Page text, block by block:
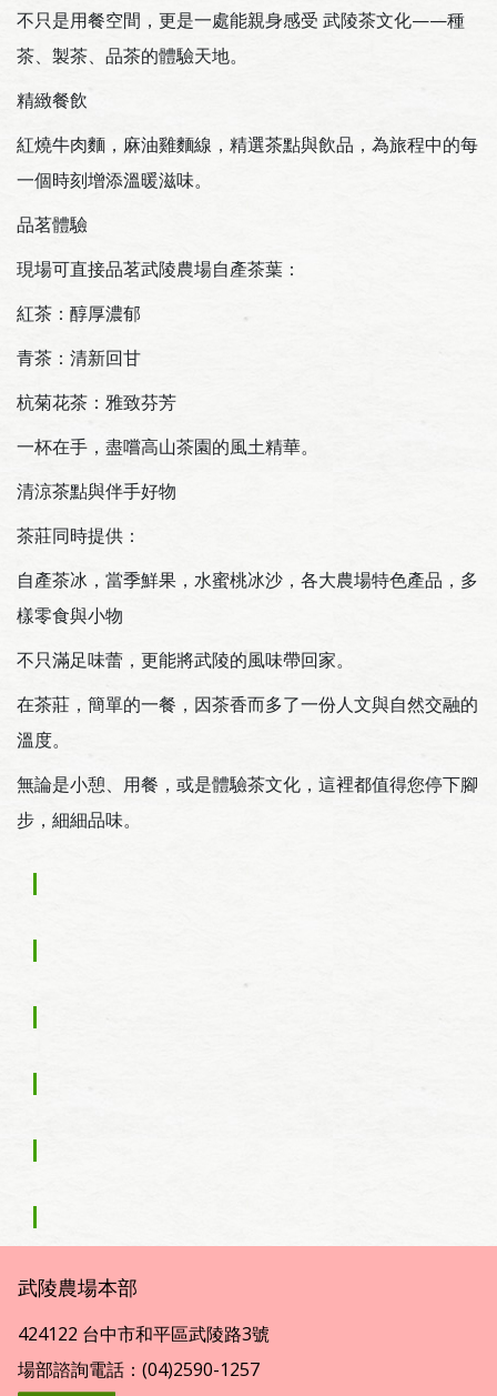
不只是用餐空間，更是一處能親身感受 武陵茶文化——種
茶、製茶、品茶的體驗天地。
精緻餐飲
紅燒牛肉麵，麻油雞麵線，精選茶點與飲品，為旅程中的每
一個時刻增添溫暖滋味。
品茗體驗
現場可直接品茗武陵農場自產茶葉：
紅茶：醇厚濃郁
青茶：清新回甘
杭菊花茶：雅致芬芳
一杯在手，盡嚐高山茶園的風土精華。
清涼茶點與伴手好物
茶莊同時提供：
自產茶冰，當季鮮果，水蜜桃冰沙，各大農場特色產品，多
樣零食與小物
不只滿足味蕾，更能將武陵的風味帶回家。
在茶莊，簡單的一餐，因茶香而多了一份人文與自然交融的
溫度。
無論是小憩、用餐，或是體驗茶文化，這裡都值得您停下腳
步，細細品味。
武陵農場本部
424122 台中市和平區武陵路3號
場部諮詢電話：(04)2590-1257